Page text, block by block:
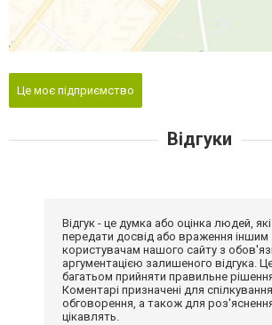
Це моє підприємство
Відгуки
Відгук - це думка або оцінка людей,
передати досвід або враження іншим
користувачам нашого сайту з
аргументацією залишеного відгука.
багатьом прийняти правильне
Коментарі призначені для
обговорення, а також для
цікавлять.